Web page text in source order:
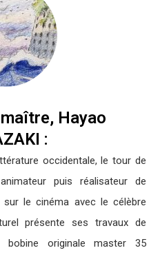
Hayao
:
occidentale, le tour de
puis réalisateur de
le cinéma avec le célèbre
présente ses travaux de
originale master 35